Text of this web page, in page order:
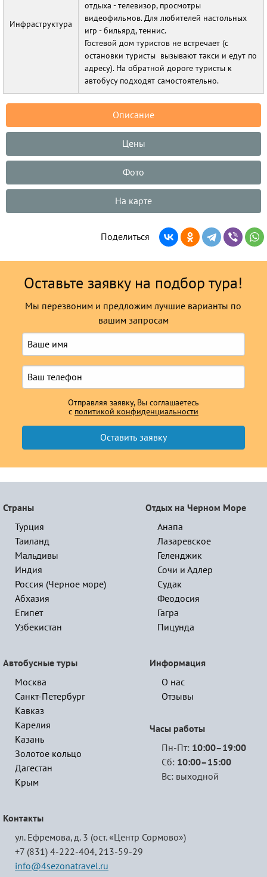
Инфраструктура
отдыха - телевизор, просмотры
видеофильмов. Для любителей настольных
игр - бильярд, теннис.
Гостевой дом туристов не встречает (с
остановки туристы вызывают такси и едут по
адресу). На обратной дороге туристы к
автобусу подходят самостоятельно.
Описание
Цены
Фото
На карте
Поделиться
Оставьте заявку на подбор тура!
Мы перезвоним и предложим лучшие варианты по
вашим запросам
Отправляя заявку, Вы соглашаетесь
с политикой конфиденциальности
Страны
Турция
Таиланд
Мальдивы
Индия
Россия (Черное море)
Абхазия
Египет
Узбекистан
Отдых на Черном Море
Анапа
Лазаревское
Геленджик
Сочи и Адлер
Судак
Феодосия
Гагра
Пицунда
Автобусные туры
Москва
Санкт-Петербург
Кавказ
Карелия
Казань
Золотое кольцо
Дагестан
Крым
Информация
О нас
Отзывы
Часы работы
Пн-Пт: 10:00–19:00
Сб: 10:00–15:00
Вс: выходной
Контакты
ул. Ефремова, д. 3 (ост. «Центр Сормово»)
+7 (831) 4-222-404, 213-59-29
info@4sezonatravel.ru